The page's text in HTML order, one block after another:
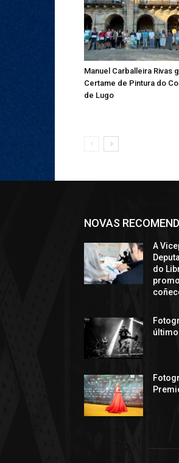
Manuel Carballeira Rivas
Certame de Pintura do
de Lugo
NOVAS
A
do